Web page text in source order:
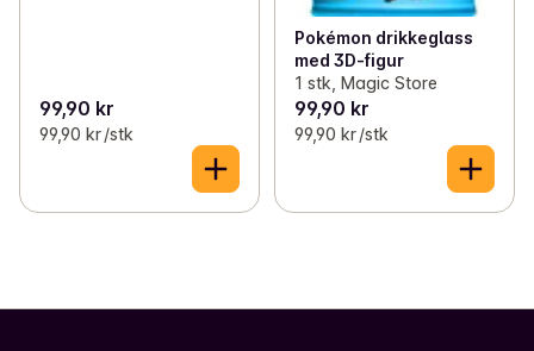
99,90 kr
99,90 kr /stk
Pokémon drikkeglass
med 3D-figur
1 stk, Magic Store
99,90 kr
99,90 kr /stk